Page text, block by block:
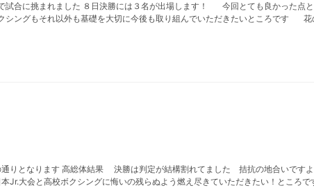
合に挑まれました ８日決勝には３名が出場します！ 今回とても良かった点
ングもそれ以外も基礎を大切に今後も取り組んでいただきたいところです 花
通りとなります 高総体結果 決勝は判定が結構割れてました 拮抗の地合いで
Jr.大会と高校ボクシングに悔いの残らぬよう燃え尽きていただきたい！とこ